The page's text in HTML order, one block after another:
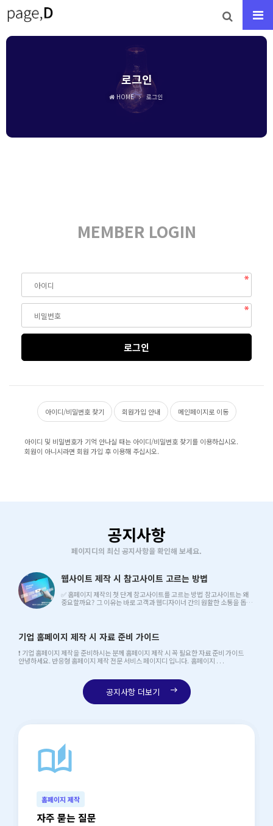
로그인
HOME 로그인
MEMBER LOGIN
아이디/비밀번호 찾기 회원가입 안내 메인페이지로 이동
아이디 및 비밀번호가 기억 안나실 때는 아이디/비밀번호 찾기를 이용하십시오.
회원이 아니시라면 회원 가입 후 이용해 주십시오.
공지사항
페이지디의 최신 공지사항을 확인해 보세요.
웹사이트 제작 시 참고사이트 고르는 방법
✅ 홈페이지 제작의 첫 단계 참고사이트를 고르는 방법 참고사이트는 왜
중요할까요? 그 이유는 바로 고객과 웹디자이너 간의 원활한 소통을 돕는
기업 홈페이지 제작 시 자료 준비 가이드
❗ 기업 홈페이지 제작을 준비하시는 분께 홈페이지 제작 시 꼭 필요한 자료 준비 가이드
안녕하세요. 반응형 홈페이지 제작 전문 서비스 페이지디 입니다. 홈페이지 . . .
공지사항 더보기 east
auto_stories
홈페이지 제작
자주 묻는 질문